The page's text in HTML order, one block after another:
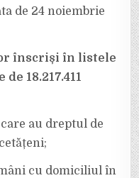
de 24 noiembrie
înscriși în listele
18.217.411
au dreptul de
cu domiciliul în